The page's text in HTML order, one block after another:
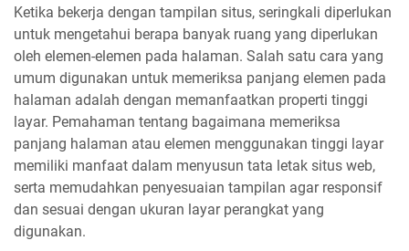
Ketika bekerja dengan tampilan situs, seringkali diperlukan
untuk mengetahui berapa banyak ruang yang diperlukan
oleh elemen-elemen pada halaman. Salah satu cara yang
umum digunakan untuk memeriksa panjang elemen pada
halaman adalah dengan memanfaatkan properti tinggi
layar. Pemahaman tentang bagaimana memeriksa
panjang halaman atau elemen menggunakan tinggi layar
memiliki manfaat dalam menyusun tata letak situs web,
serta memudahkan penyesuaian tampilan agar responsif
dan sesuai dengan ukuran layar perangkat yang
digunakan.